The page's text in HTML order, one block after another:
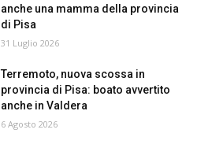
anche una mamma della provincia
di Pisa
31 Luglio 2026
Terremoto, nuova scossa in
provincia di Pisa: boato avvertito
anche in Valdera
6 Agosto 2026